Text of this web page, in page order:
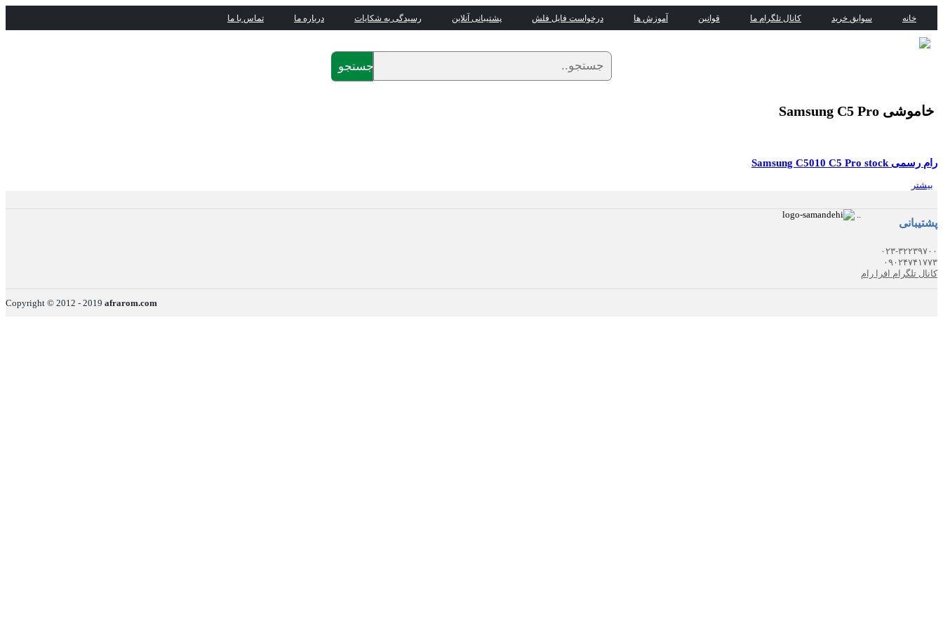
خانه سوابق خرید کانال تلگرام ما قوانین آموزش ها درخواست فایل فلش پشتیبانی آنلاین رسیدگی به شکایات درباره ما تماس با ما
جستجو
خاموشی Samsung C5 Pro
رام رسمی Samsung C5010 C5 Pro stock
بیشتر
پشتیبانی
۰۲۳-۳۲۲۳۹۷۰۰
۰۹۰۲۴۷۴۱۷۷۳
کانال تلگرام افرا رام
Copyright © 2012 - 2019 afrarom.com